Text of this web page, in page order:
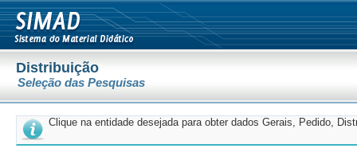
Distribuição
Seleção das Pesquisas
Clique na entidade desejada para obter dados Gerais, Pedido,